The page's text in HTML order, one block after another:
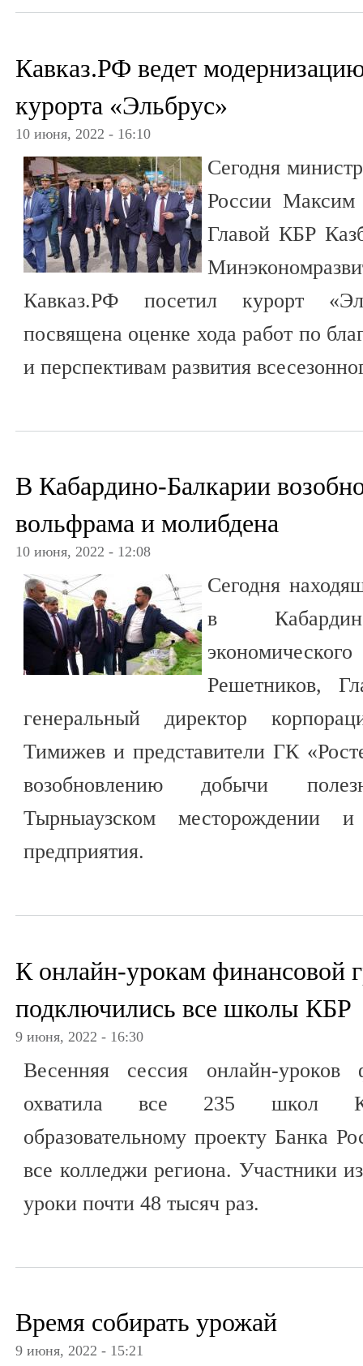
Кавказ.РФ ведет
курорта «Эльбрус»
10 июня, 2022 - 16:10
Сегодня
России Максим
Главой КБР
Кавказ.РФ посетил курорт
посвящена оценке хода работ по
и перспективам развития
В Кабардино-Балкарии
вольфрама и молибдена
10 июня, 2022 - 12:08
Сегодня
в
Решетников,
генеральный директор
Тимижев и представители ГК
возобновлению добычи
Тырныаузском месторождении
предприятия.
К онлайн-урокам финансовой
подключились все школы КБР
9 июня, 2022 - 16:30
Весенняя сессия онлайн-уроков
охватила все 235 школ
образовательному проекту Банка
все колледжи региона. Участники
уроки почти 48 тысяч раз.
Время собирать урожай
9 июня, 2022 - 15:21